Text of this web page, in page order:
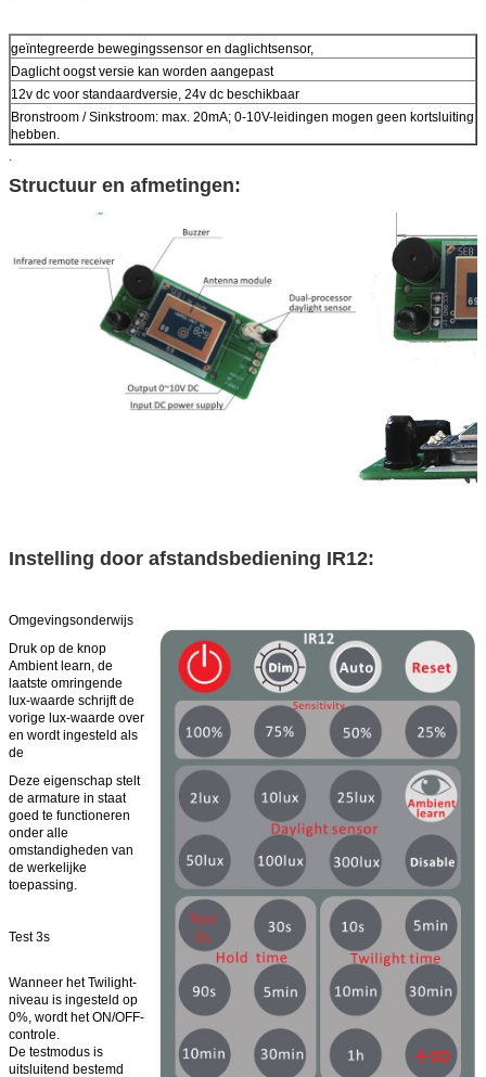
geïntegreerde bewegingssensor en daglichtsensor,
Daglicht oogst versie kan worden aangepast
12v dc voor standaardversie, 24v dc beschikbaar
Bronstroom / Sinkstroom: max. 20mA; 0-10V-leidingen mogen geen kortsluiting
hebben.
.
Structuur en afmetingen:
Instelling door afstandsbediening IR12:
Omgevingsonderwijs
Druk op de knop
Ambient learn, de
laatste omringende
lux-waarde schrijft de
vorige lux-waarde over
en wordt ingesteld als
de
Deze eigenschap stelt
de armature in staat
goed te functioneren
onder alle
omstandigheden van
de werkelijke
toepassing.
Test 3s
Wanneer het Twilight-
niveau is ingesteld op
0%, wordt het ON/OFF-
controle.
De testmodus is
uitsluitend bestemd